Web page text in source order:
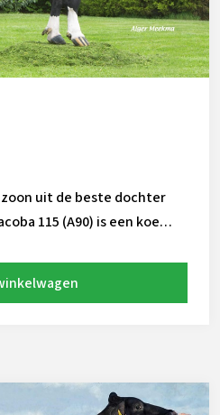
zoon uit de beste dochter
115 (A90) is een koe
koeien als partner nodig!